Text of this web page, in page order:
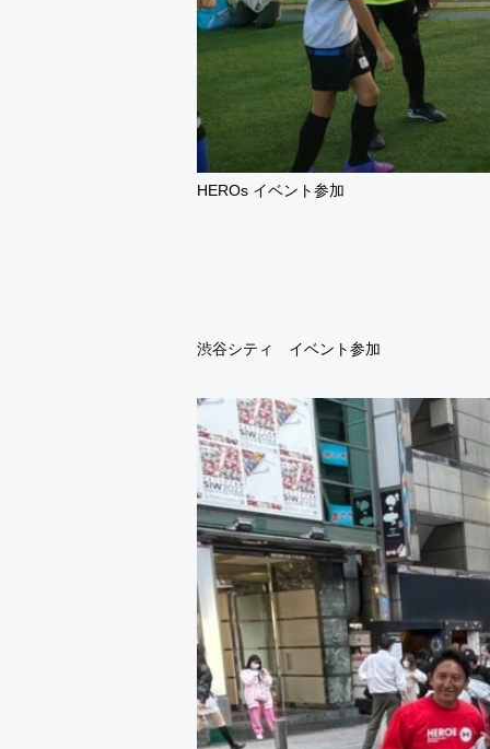
HEROs イベント参加
渋谷シティ イベント参加